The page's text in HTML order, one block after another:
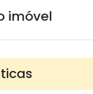
imóvel